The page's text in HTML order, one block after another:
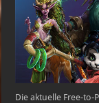
Die aktuelle Free-to-